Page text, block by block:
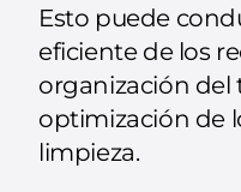
Esto puede
eficiente de los
organización del
optimización de
limpieza.